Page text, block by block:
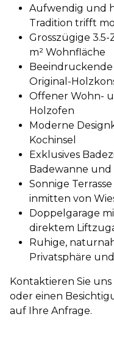
Aufwendig und
Tradition trifft
Grosszügige
m² Wohnfläche
Original-
Offener Wohn-
Holzofen
Moderne
Kochinsel
Exklusives
Badewanne
Sonnige
inmitten von
Doppelgarage
direktem
Ruhige,
Privatsphäre
Kontaktieren Sie
oder einen
auf Ihre Anfrage.